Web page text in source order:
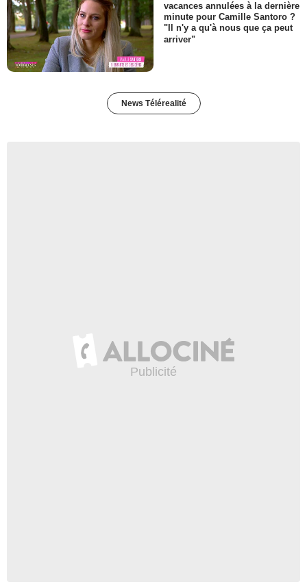
vacances annulées à la dernière
minute pour Camille Santoro ?
"Il n'y a qu'à nous que ça peut
arriver"
News Télérealité